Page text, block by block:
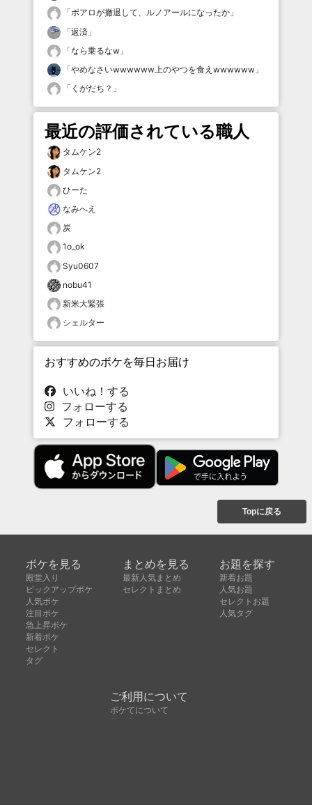
「ポアロが撤退して、ルノアールになったか 」
「返済 」
「なら乗るなw 」
「やめなさいwwwwww上のやつを食えwwwwww 」
「 くがだち？ 」
最近の評価されている職人
タムケン2
タムケン2
ひーた
なみへえ
炭
1o_ok
Syu0607
nobu41
新米大緊張
シェルター
おすすめのボケを毎日お届け
いいね！する
フォローする
フォローする
Topに戻る
ボケを見る
殿堂入り
ピックアップボケ
人気ボケ
注目ボケ
急上昇ボケ
新着ボケ
セレクト
タグ
まとめを見る
最新人気まとめ
セレクトまとめ
お題を探す
新着お題
人気お題
セレクトお題
人気タグ
ご利用について
ボケてについて
使い方